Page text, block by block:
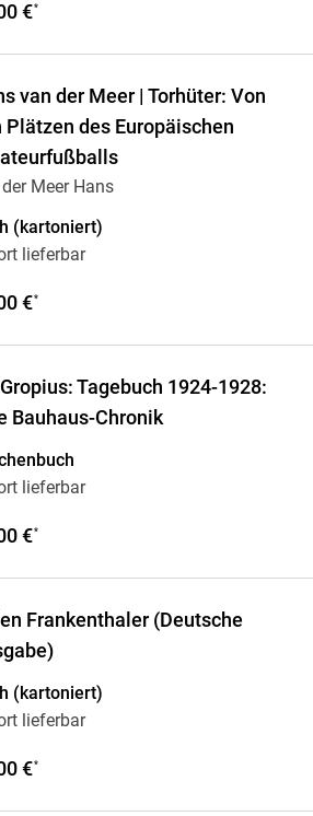
€*
van der Meer | Torhüter: Von
Plätzen des Europäischen
Meer Hans
(kartoniert)
lieferbar
€*
Gropius: Tagebuch 1924-1928:
Bauhaus-Chronik
lieferbar
€*
Frankenthaler (Deutsche
(kartoniert)
lieferbar
€*